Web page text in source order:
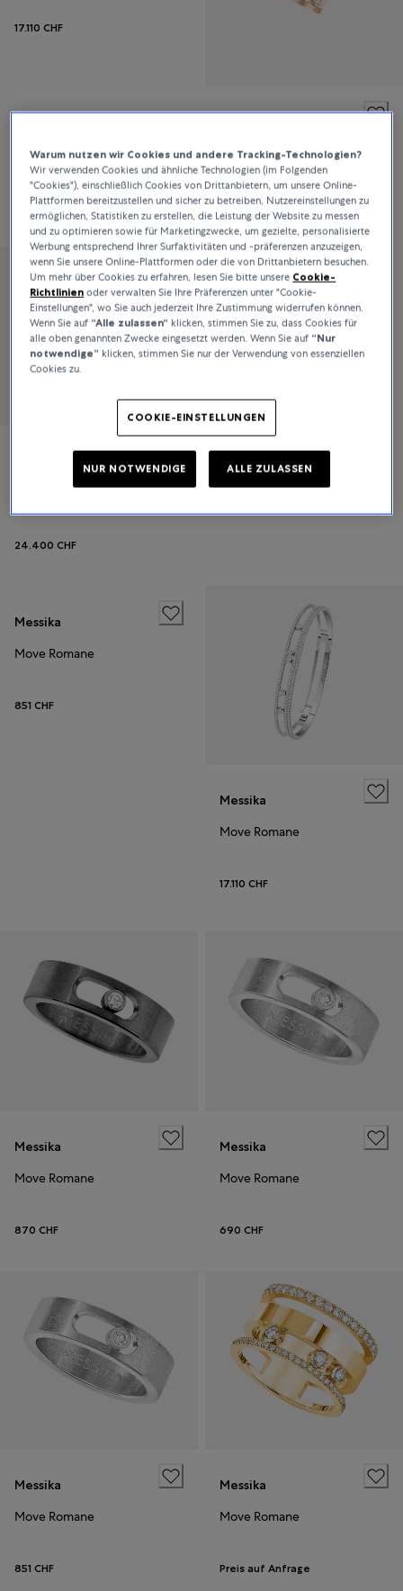
17.110 CHF
Move Romane
2.680 CHF
Move Romane
24.400 CHF
Messika
Move Romane
Messika
Move Romane
851 CHF
Messika
Move Romane
17.110 CHF
Messika
Move Romane
870 CHF
Messika
Move Romane
690 CHF
Messika
Move Romane
851 CHF
Messika
Move Romane
Preis auf Anfrage
Warum nutzen wir Cookies und andere Tracking-Technologien?
Wir verwenden Cookies und ähnliche Technologien (im Folgenden
"Cookies"), einschließlich Cookies von Drittanbietern, um unsere Online-
Plattformen bereitzustellen und sicher zu betreiben, Nutzereinstellungen zu
ermöglichen, Statistiken zu erstellen, die Leistung der Website zu messen
und zu optimieren sowie für Marketingzwecke, um gezielte, personalisierte
Werbung entsprechend Ihrer Surfaktivitäten und -präferenzen anzuzeigen,
wenn Sie unsere Online-Plattformen oder die von Drittanbietern besuchen.
Um mehr über Cookies zu erfahren, lesen Sie bitte unsere Cookie-
Richtlinien oder verwalten Sie Ihre Präferenzen unter "Cookie-
Einstellungen", wo Sie auch jederzeit Ihre Zustimmung widerrufen können.
Wenn Sie auf “Alle zulassen“ klicken, stimmen Sie zu, dass Cookies für
alle oben genannten Zwecke eingesetzt werden. Wenn Sie auf “Nur
notwendige” klicken, stimmen Sie nur der Verwendung von essenziellen
Cookies zu.
COOKIE-EINSTELLUNGEN
NUR NOTWENDIGE ALLE ZULASSEN